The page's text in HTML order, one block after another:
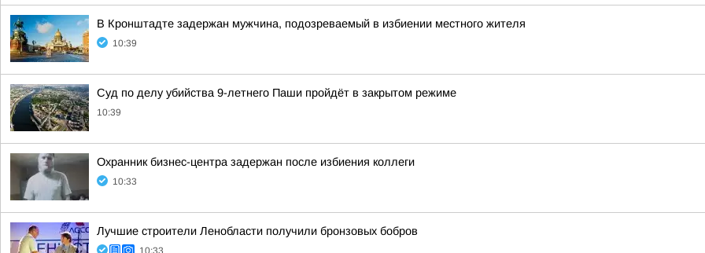
В Кронштадте задержан мужчина, подозреваемый в избиении местного жителя
10:39
Суд по делу убийства 9-летнего Паши пройдёт в закрытом режиме
10:39
Охранник бизнес-центра задержан после избиения коллеги
10:33
Лучшие строители Ленобласти получили бронзовых бобров
10:33